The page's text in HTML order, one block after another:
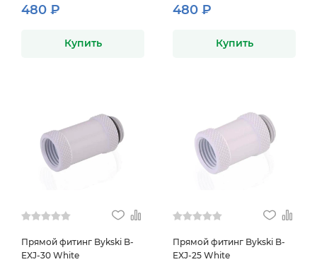
480 ₽
Купить
480 ₽
Купить
Прямой фитинг Bykski B-
EXJ-30 White
Прямой фитинг Bykski B-
EXJ-25 White